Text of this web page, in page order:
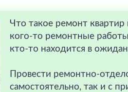
Что такое ремонт
кого-то ремонтные
кто-то находится в
Провести ремонтно-
самостоятельно, так и с